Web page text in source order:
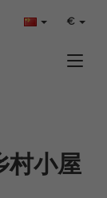
€
村小屋